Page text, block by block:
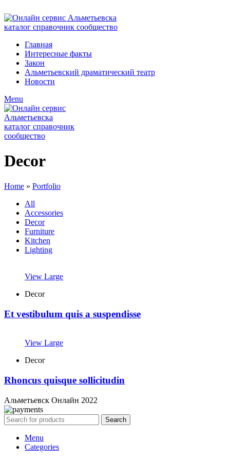
Главная
Интересные факты
Закон
Альметьевский драматический театр
Новости
Menu
Decor
Home » Portfolio
All
Accessories
Decor
Furniture
Kitchen
Lighting
View Large
Decor
Et vestibulum quis a suspendisse
View Large
Decor
Rhoncus quisque sollicitudin
Альметьевск Онлайн 2022
Search
Menu
Categories